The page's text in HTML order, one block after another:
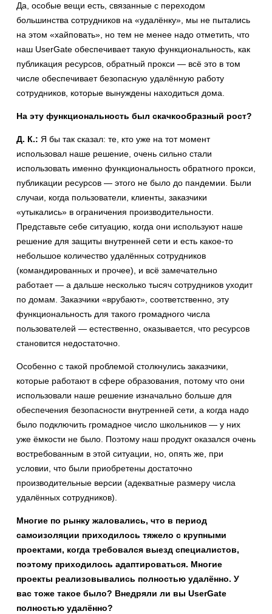
Да, особые вещи есть, связанные с переходом
большинства сотрудников на «удалёнку», мы не пытались
на этом «хайповать», но тем не менее надо отметить, что
наш UserGate обеспечивает такую функциональность, как
публикация ресурсов, обратный прокси — всё это в том
числе обеспечивает безопасную удалённую работу
сотрудников, которые вынуждены находиться дома.
На эту функциональность был скачкообразный рост?
Д. К.: Я бы так сказал: те, кто уже на тот момент
использовал наше решение, очень сильно стали
использовать именно функциональность обратного прокси,
публикации ресурсов — этого не было до пандемии. Были
случаи, когда пользователи, клиенты, заказчики
«утыкались» в ограничения производительности.
Представьте себе ситуацию, когда они используют наше
решение для защиты внутренней сети и есть какое-то
небольшое количество удалённых сотрудников
(командированных и прочее), и всё замечательно
работает — а дальше несколько тысяч сотрудников уходит
по домам. Заказчики «врубают», соответственно, эту
функциональность для такого громадного числа
пользователей — естественно, оказывается, что ресурсов
становится недостаточно.
Особенно с такой проблемой столкнулись заказчики,
которые работают в сфере образования, потому что они
использовали наше решение изначально больше для
обеспечения безопасности внутренней сети, а когда надо
было подключить громадное число школьников — у них
уже ёмкости не было. Поэтому наш продукт оказался очень
востребованным в этой ситуации, но, опять же, при
условии, что были приобретены достаточно
производительные версии (адекватные размеру числа
удалённых сотрудников).
Многие по рынку жаловались, что в период
самоизоляции приходилось тяжело с крупными
проектами, когда требовался выезд специалистов,
поэтому приходилось адаптироваться. Многие
проекты реализовывались полностью удалённо. У
вас тоже такое было? Внедряли ли вы UserGate
полностью удалённо?